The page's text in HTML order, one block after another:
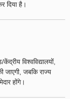
दिया है।
विश्वविद्यालयों,
जबकि राज्य
होंगे।